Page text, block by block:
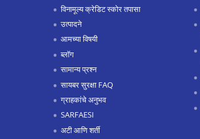
विनामूल्य क्रेडिट स्कोर तपासा
उत्पादने
आमच्या विषयी
ब्लॉग
सामान्य प्रश्न
सायबर सुरक्षा FAQ
ग्राहकांचे अनुभव
SARFAESI
अटी आणि शर्ती